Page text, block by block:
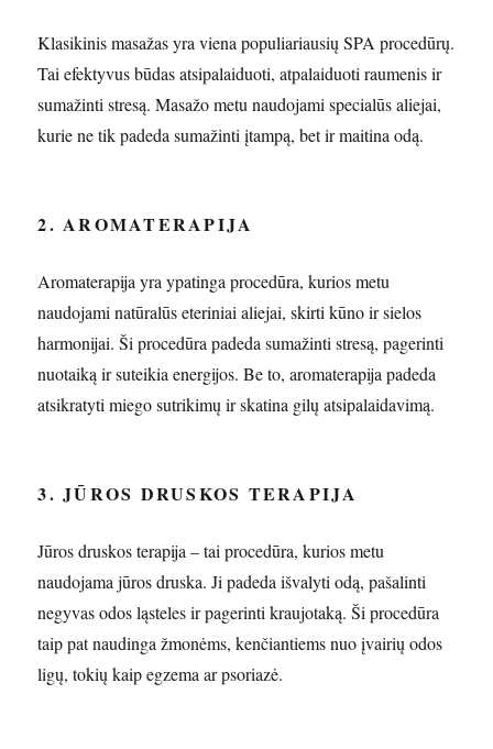
Klasikinis masažas yra viena populiariausių SPA procedūrų.
Tai efektyvus būdas atsipalaiduoti, atpalaiduoti raumenis ir
sumažinti stresą. Masažo metu naudojami specialūs aliejai,
kurie ne tik padeda sumažinti įtampą, bet ir maitina odą.
2. AROMATERAPIJA
Aromaterapija yra ypatinga procedūra, kurios metu
naudojami natūralūs eteriniai aliejai, skirti kūno ir sielos
harmonijai. Ši procedūra padeda sumažinti stresą, pagerinti
nuotaiką ir suteikia energijos. Be to, aromaterapija padeda
atsikratyti miego sutrikimų ir skatina gilų atsipalaidavimą.
3. JŪROS DRUSKOS TERAPIJA
Jūros druskos terapija – tai procedūra, kurios metu
naudojama jūros druska. Ji padeda išvalyti odą, pašalinti
negyvas odos ląsteles ir pagerinti kraujotaką. Ši procedūra
taip pat naudinga žmonėms, kenčiantiems nuo įvairių odos
ligų, tokių kaip egzema ar psoriazė.